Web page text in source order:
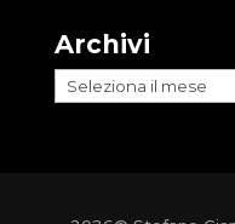
Archivi
Archivi